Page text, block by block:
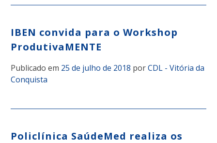
IBEN convida para o Workshop
ProdutivaMENTE
Publicado em 25 de julho de 2018 porCDL - Vitória da
Conquista
Policlínica SaúdeMed realiza os